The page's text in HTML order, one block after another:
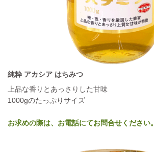
純粋 アカシア はちみつ
上品な香りとあっさりした甘味
1000gのたっぷりサイズ
お求めの際は、お電話にてお問合せください。